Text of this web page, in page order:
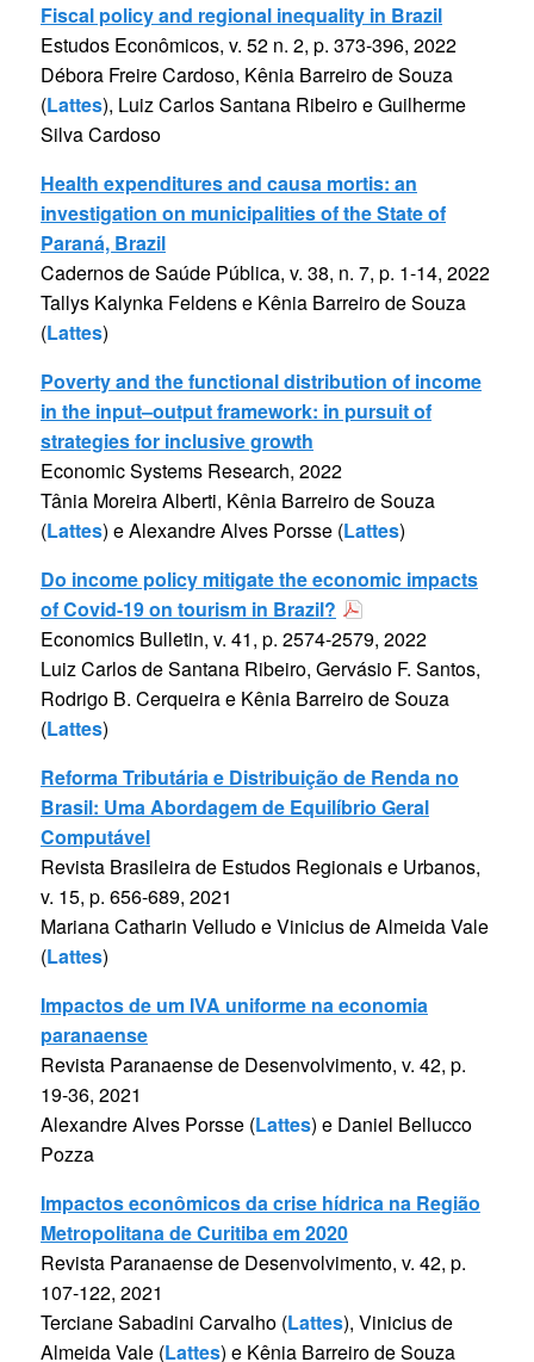
Fiscal policy and regional inequality in Brazil
Estudos Econômicos, v. 52 n. 2, p. 373-396, 2022
Débora Freire Cardoso, Kênia Barreiro de Souza
(Lattes), Luiz Carlos Santana Ribeiro e Guilherme
Silva Cardoso
Health expenditures and causa mortis: an
investigation on municipalities of the State of
Paraná, Brazil
Cadernos de Saúde Pública, v. 38, n. 7, p. 1-14, 2022
Tallys Kalynka Feldens e Kênia Barreiro de Souza
(Lattes)
Poverty and the functional distribution of income
in the input–output framework: in pursuit of
strategies for inclusive growth
Economic Systems Research, 2022
Tânia Moreira Alberti, Kênia Barreiro de Souza
(Lattes) e Alexandre Alves Porsse (Lattes)
Do income policy mitigate the economic impacts
of Covid-19 on tourism in Brazil?
Economics Bulletin, v. 41, p. 2574-2579, 2022
Luiz Carlos de Santana Ribeiro, Gervásio F. Santos,
Rodrigo B. Cerqueira e Kênia Barreiro de Souza
(Lattes)
Reforma Tributária e Distribuição de Renda no
Brasil: Uma Abordagem de Equilíbrio Geral
Computável
Revista Brasileira de Estudos Regionais e Urbanos,
v. 15, p. 656-689, 2021
Mariana Catharin Velludo e Vinicius de Almeida Vale
(Lattes)
Impactos de um IVA uniforme na economia
paranaense
Revista Paranaense de Desenvolvimento, v. 42, p.
19-36, 2021
Alexandre Alves Porsse (Lattes) e Daniel Bellucco
Pozza
Impactos econômicos da crise hídrica na Região
Metropolitana de Curitiba em 2020
Revista Paranaense de Desenvolvimento, v. 42, p.
107-122, 2021
Terciane Sabadini Carvalho (Lattes), Vinicius de
Almeida Vale (Lattes) e Kênia Barreiro de Souza